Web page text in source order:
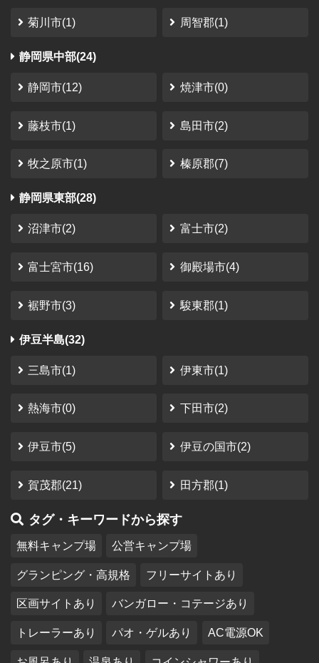
さかっち
静岡市 利用時期：2023年1月
コレからな感じではありましたけど、スタッフさ
満足度は非常に高かったです。
ちょっとちょっとって感じたかな。 家族向けに作ってる
格を下げてください。 特にソロキャン...
菊川市(1) 周智郡(1)
静岡県中部(24)
静岡市(12) 焼津市(0)
藤枝市(1) 島田市(2)
牧之原市(1) 榛原郡(7)
静岡県東部(28)
沼津市(2) 富士市(2)
富士宮市(16) 御殿場市(4)
裾野市(3) 駿東郡(1)
伊豆半島(32)
三島市(1) 伊東市(1)
熱海市(0) 下田市(2)
伊豆市(5) 伊豆の国市(2)
賀茂郡(21) 田方郡(1)
タグ・キーワードから探す
無料キャンプ場 公営キャンプ場
グランピング・高規格 フリーサイトあり
区画サイトあり バンガロー・コテージあり
トレーラーあり パオ・ゲルあり AC電源OK